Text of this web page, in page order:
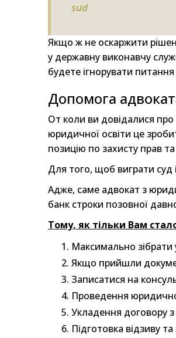
sud
Якщо ж не оскаржити
у державну виконавчу
будете ігнорувати
Допомога
От коли ви довідалися про
юридичної освіти це
позицію по захисту прав та
Для того, щоб виграти суд
Адже, саме адвокат з
банк строки позовної
Тому, як тільки Вам
Максимально зібрати
Якщо прийшли
Записатися на
Проведення
Укладення договору
Підготовка відзиву